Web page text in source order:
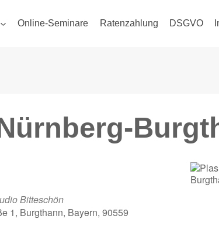
Online-Seminare Ratenzahlung DSGVO
Bitteschön
1, Burgthann, Bayern, 90559